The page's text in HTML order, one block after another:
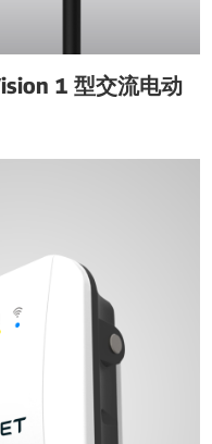
1 型交流电动